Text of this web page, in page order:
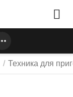
/ Техника для